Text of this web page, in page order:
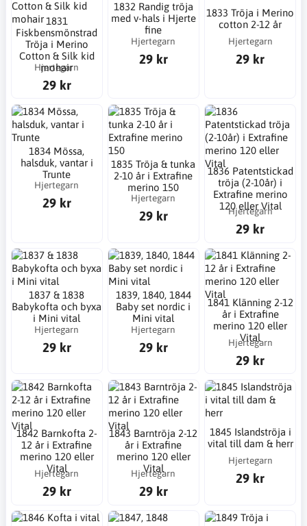
1831
Fiskbensmönstrad
Tröja i Merino
Cotton & Silk kid
mohair
Hjertegarn
29 kr
1832 Randig tröja
med v-hals i Hjerte
fine
Hjertegarn
29 kr
1833 Tröja i Merino
cotton 2-12 år
Hjertegarn
29 kr
1834 Mössa,
halsduk, vantar i
Trunte
Hjertegarn
29 kr
1835 Tröja & tunka
2-10 år i Extrafine
merino 150
Hjertegarn
29 kr
1836 Patentstickad
tröja (2-10år) i
Extrafine merino
120 eller Vital
Hjertegarn
29 kr
1837 & 1838
Babykofta och byxa
i Mini vital
Hjertegarn
29 kr
1839, 1840, 1844
Baby set nordic i
Mini vital
Hjertegarn
29 kr
1841 Klänning 2-12
år i Extrafine
merino 120 eller
Vital
Hjertegarn
29 kr
1842 Barnkofta 2-
12 år i Extrafine
merino 120 eller
Vital
Hjertegarn
29 kr
1843 Barntröja 2-12
år i Extrafine
merino 120 eller
Vital
Hjertegarn
29 kr
1845 Islandströja i
vital till dam & herr
Hjertegarn
29 kr